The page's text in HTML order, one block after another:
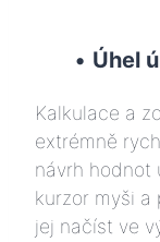
• Úhel
Kalkulace a
extrémně
návrh hodnot
kurzor myši a
jej načíst ve